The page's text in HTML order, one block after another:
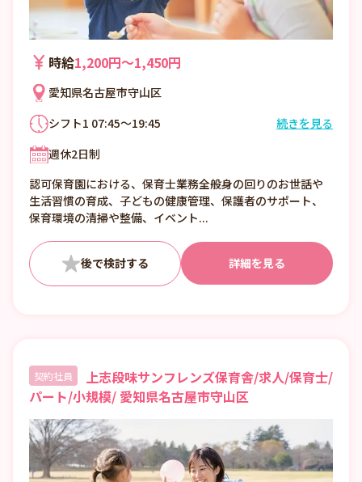
時給1,200円〜1,450円
愛知県名古屋市守山区
シフト1 07:45～19:45
7：15 ～ 19：45 内で、実働 8h・休憩 1h
続きを見る
週休2日制
認可保育園における、保育士業務全般身の回りのお世話や
生活習慣の育成、子どもの健康管理、保護者のサポート、
保育環境の清掃や整備、イベント...
詳細を見る
契約社員
上志段味サンフレンズ保育舎/求人/保育士/
パート/小規模/ 愛知県名古屋市守山区